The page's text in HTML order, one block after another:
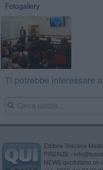
Fotogallery
Ti potrebbe interessare
Editore Toscana
FIRENZE -
NEWS quotidiano on